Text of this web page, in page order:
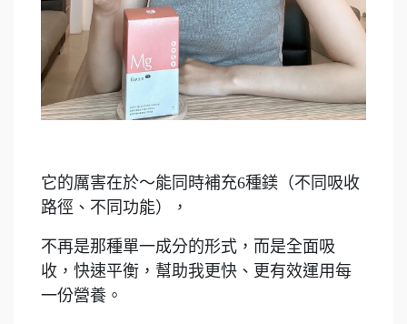
它的厲害在於～能同時補充6種鎂（不同吸收
路徑、不同功能），
不再是那種單一成分的形式，而是全面吸
收，快速平衡，幫助我更快、更有效運用每
一份營養。